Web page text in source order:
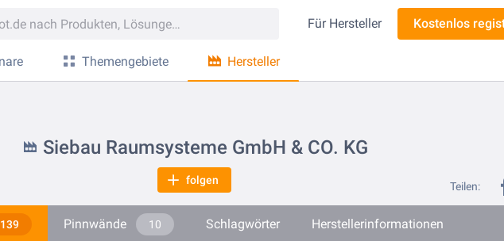
Für Hersteller Kostenlos
Themengebiete Hersteller
Teilen:
Siebau Raumsysteme GmbH & CO. KG
folgen
139 Pinnwände 10 Schlagwörter Herstellerinformationen